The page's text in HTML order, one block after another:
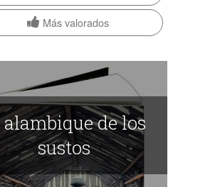
Más valorados
alambique de los
sustos